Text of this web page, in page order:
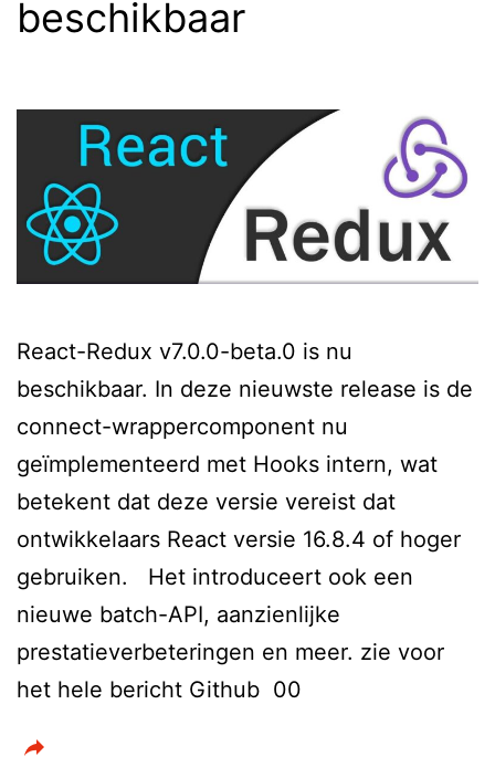
beschikbaar
React-Redux v7.0.0-beta.0 is nu
beschikbaar. In deze nieuwste release is de
connect-wrappercomponent nu
geïmplementeerd met Hooks intern, wat
betekent dat deze versie vereist dat
ontwikkelaars React versie 16.8.4 of hoger
gebruiken. Het introduceert ook een
nieuwe batch-API, aanzienlijke
prestatieverbeteringen en meer. zie voor
het hele bericht Github 00